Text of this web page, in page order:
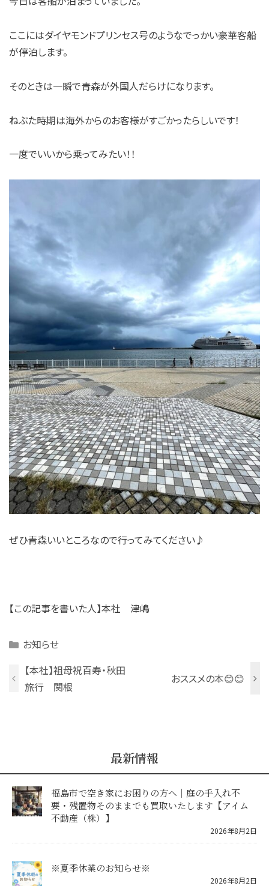
ここにはダイヤモンドプリンセス号のようなでっかい豪華客船
が停泊します。
そのときは一瞬で青森が外国人だらけになります。
ねぶた時期は海外からのお客様がすごかったらしいです！
一度でいいから乗ってみたい！！
ぜひ青森いいところなので行ってみてください♪
【この記事を書いた人】本社 津嶋
Categories
お知らせ
【本社】祖母祝百寿・秋田
旅行 関根
おススメの本😊😊
最新情報
福島市で空き家にお困りの方へ｜庭の手入れ不
要・残置物そのままでも買取いたします【アイム
不動産（株）】
2026年8月2日
※夏季休業のお知らせ※
2026年8月2日